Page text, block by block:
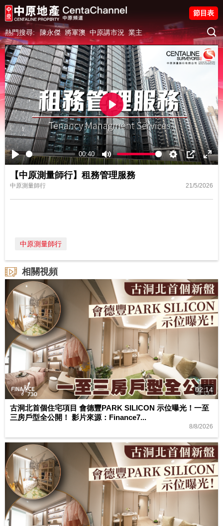
熱門搜尋: 陳永傑 將軍澳 中原講市況 業主
節目表
Play
00:40
Mute Settings
PIP
Play
【中原測量師行】租務管理服務
中原測量師行 21/5/2026
中原測量師行
相關視頻
02:14
古洞北首個住宅項目 會德豐PARK SILICON 示位曝光！一至
三房戶型全公開！ 影片來源：Finance7...
8/8/2026